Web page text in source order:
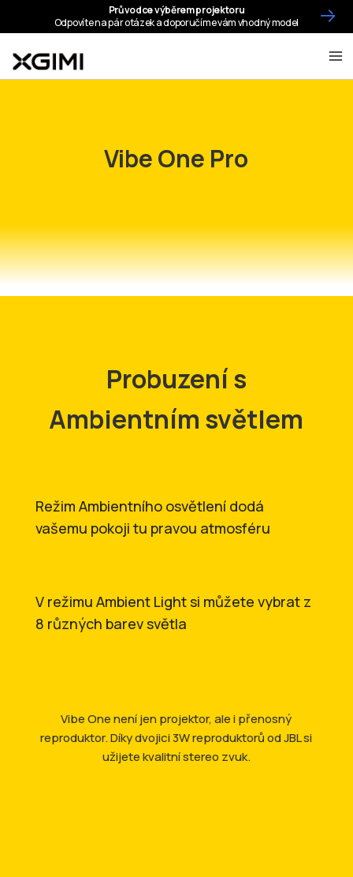
Vibe One Pro
Probuzení s
Ambientním světlem
Režim Ambientního osvětlení dodá
vašemu pokoji tu pravou atmosféru
V režimu Ambient Light si můžete vybrat z
8 různých barev světla
Vibe One není jen projektor, ale i přenosný
reproduktor. Díky dvojici 3W reproduktorů od JBL si
užijete kvalitní stereo zvuk.